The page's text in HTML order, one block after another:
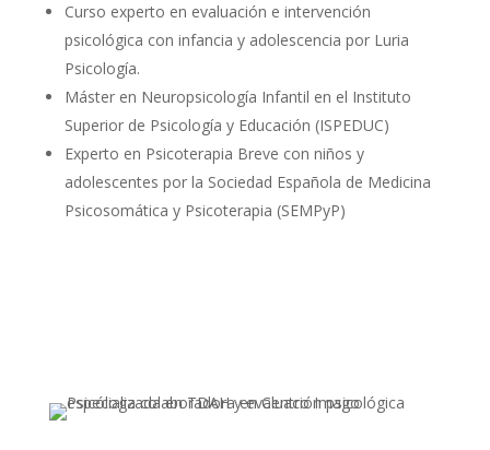
Curso experto en evaluación e intervención
psicológica con infancia y adolescencia por Luria
Psicología.
Máster en Neuropsicología Infantil en el Instituto
Superior de Psicología y Educación (ISPEDUC)
Experto en Psicoterapia Breve con niños y
adolescentes por la Sociedad Española de Medicina
Psicosomática y Psicoterapia (SEMPyP)